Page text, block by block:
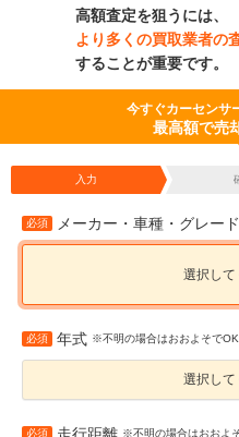
高額査定を狙うには、
より多くの買取業者の
することが重要です。
今すぐカーセンサ
最高額で売
入力
必須 メーカー・車種・グレード
選択して
必須 年式 ※不明の場合はおおよそで
選択して
必須 ※不明の場合はおおよ